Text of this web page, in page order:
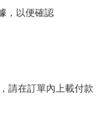
，以便確認
請在訂單內上載付款